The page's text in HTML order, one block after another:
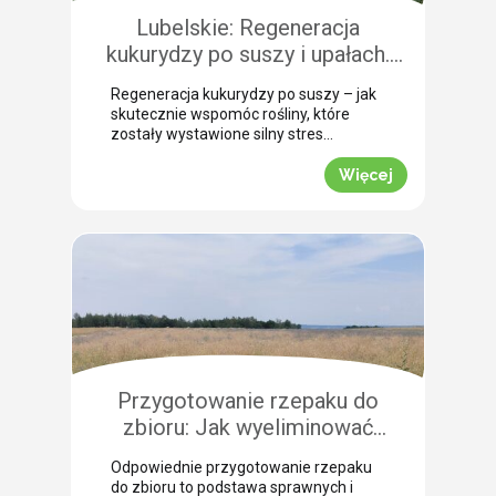
Lubelskie: Regeneracja
kukurydzy po suszy i upałach.
Zobacz rekomendacje z pola!
Regeneracja kukurydzy po suszy – jak
skutecznie wspomóc rośliny, które
zostały wystawione silny stres
termiczny? Jak informuje nasz ekspert
Leszek Konior, kluczem jest szybka
reakcja i wykorzystanie momentu, gdy
przeprowadzona w powiecie
Odpowiednio dobrana strategia
pozwala roślinom odbudować kondycję
fizjologiczną. Pozwijane […]
Więcej
Przygotowanie rzepaku do
zbioru: Jak wyeliminować
chwasty i obniżyć koszty żniw?
Odpowiednie przygotowanie rzepaku
do zbioru to podstawa sprawnych i